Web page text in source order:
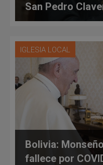
San Pedro
IGLESIA LOCAL
Bolivia:
fallece por